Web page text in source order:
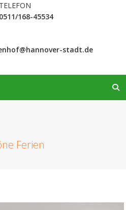
TELEFON
0511/168-​45534
stadt.de
Ferien